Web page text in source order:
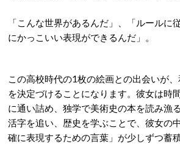
「こんな世界があるんだ」、「ルールに
にかっこいい表現ができるんだ」。
この高校時代の1枚の絵画との出会いが
を決定づけることになります。彼女は時
に通い詰め、独学で美術史の本を読み漁
活字を追い、歴史を学ぶことで、彼女の
確に表現するための言葉」が少しずつ蓄